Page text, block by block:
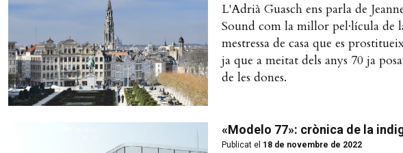
L'Adrià Guasch ens parla de
Sound com la millor pel·lícula de
mestressa de casa que es
ja que a meitat dels anys 70 ja
de les dones.
«Modelo 77»: crònica de la
Publicat el 18 de novembre de 2022